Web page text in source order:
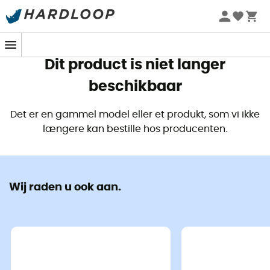
Zomeraanbiedingen 🔥 -5% EXTRA vanaf 2 producten* met
Dit product is niet langer
beschikbaar
Det er en gammel model eller et produkt, som vi ikke
længere kan bestille hos producenten.
Wij raden u ook aan.